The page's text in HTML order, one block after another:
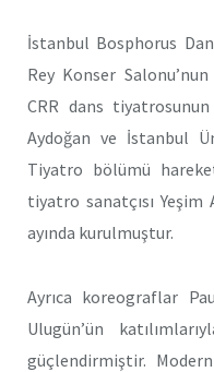
İstanbul Bosphorus
Rey Konser
CRR dans
Aydoğan ve İstanbul
Tiyatro bölümü
tiyatro sanatçısı Yeşim
ayında kurulmuştur.
Ayrıca koreograflar
Ulugün’ün
güçlendirmiştir.